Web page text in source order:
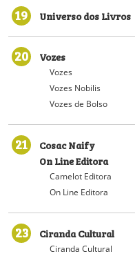
19 Universo dos Livros
20 Vozes
Vozes
Vozes Nobilis
Vozes de Bolso
21
Cosac Naify
On Line Editora
Camelot Editora
On Line Editora
23 Ciranda Cultural
Ciranda Cultural